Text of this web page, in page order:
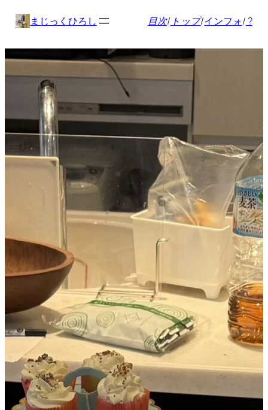
ス
キ
まじっくひろし 目次/ トップ/インフォ/ ?